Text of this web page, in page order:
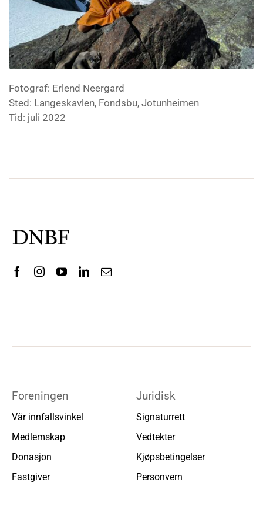
Fotograf: Erlend Neergard
Sted: Langeskavlen, Fondsbu, Jotunheimen
Tid: juli 2022
Foreningen
Vår innfallsvinkel
Medlemskap
Donasjon
Fastgiver
Juridisk
Signaturrett
Vedtekter
Kjøpsbetingelser
Personvern